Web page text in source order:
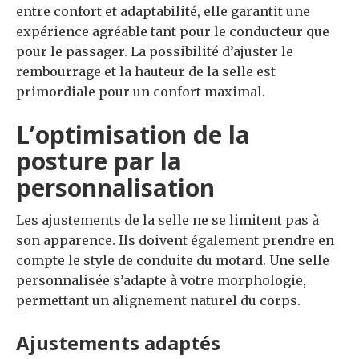
entre confort et adaptabilité, elle garantit une
expérience agréable tant pour le conducteur que
pour le passager. La possibilité d’ajuster le
rembourrage et la hauteur de la selle est
primordiale pour un confort maximal.
L’optimisation de la
posture par la
personnalisation
Les ajustements de la selle ne se limitent pas à
son apparence. Ils doivent également prendre en
compte le style de conduite du motard. Une selle
personnalisée s’adapte à votre morphologie,
permettant un alignement naturel du corps.
Ajustements adaptés